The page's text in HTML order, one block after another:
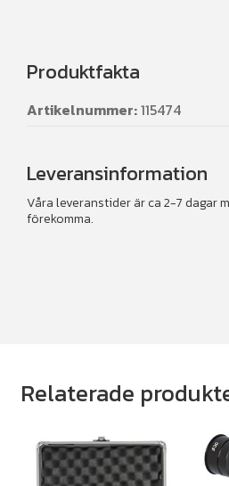
Produktfakta
Artikelnummer:115474
Leveransinformation
Våra leveranstider är ca 2-7 dagar
förekomma.
Relaterade